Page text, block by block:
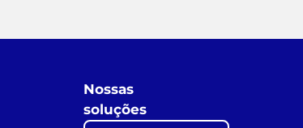
Nossas
soluções